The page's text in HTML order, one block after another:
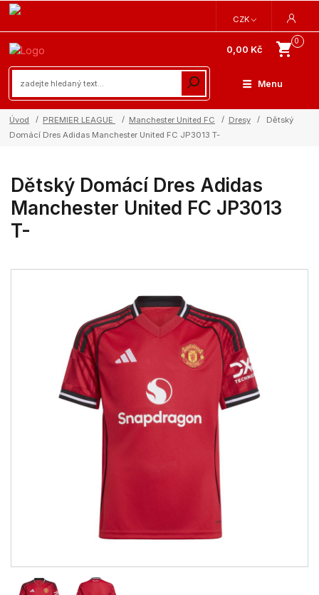
Menu
CZK
0
0,00 Kč
Úvod PREMIER LEAGUE Manchester United FC Dresy
Dětský
Domácí Dres Adidas Manchester United FC JP3013 T-
Dětský Domácí Dres Adidas
Manchester United FC JP3013
T-